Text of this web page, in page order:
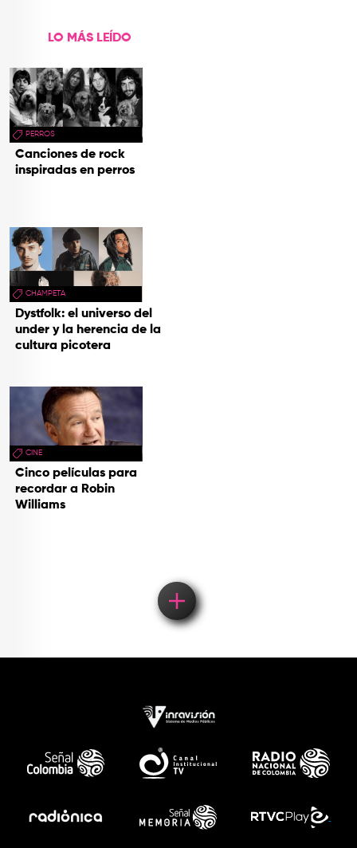
LO MÁS LEÍDO
PERROS
Canciones de rock
inspiradas en perros
CHAMPETA
Dystfolk: el universo del
under y la herencia de la
cultura picotera
CINE
Cinco películas para
recordar a Robin
Williams